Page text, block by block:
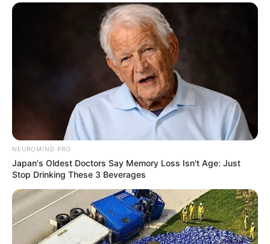
NEUROMIND PRO
Japan's Oldest Doctors Say Memory Loss Isn't Age: Just
Stop Drinking These 3 Beverages